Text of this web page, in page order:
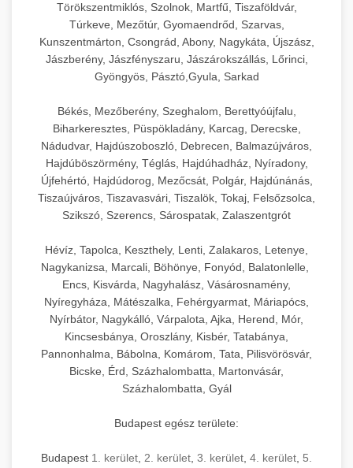
Törökszentmiklós, Szolnok, Martfű, Tiszaföldvár,
Túrkeve, Mezőtúr, Gyomaendrőd, Szarvas,
Kunszentmárton, Csongrád, Abony, Nagykáta, Újszász,
Jászberény, Jászfényszaru, Jászárokszállás, Lőrinci,
Gyöngyös, Pásztó,Gyula, Sarkad
Békés, Mezőberény, Szeghalom, Berettyóújfalu,
Biharkeresztes, Püspökladány, Karcag, Derecske,
Nádudvar, Hajdúszoboszló, Debrecen, Balmazújváros,
Hajdúböszörmény, Téglás, Hajdúhadház, Nyíradony,
Újfehértó, Hajdúdorog, Mezőcsát, Polgár, Hajdúnánás,
Tiszaújváros, Tiszavasvári, Tiszalök, Tokaj, Felsőzsolca,
Szikszó, Szerencs, Sárospatak, Zalaszentgrót
Hévíz, Tapolca, Keszthely, Lenti, Zalakaros, Letenye,
Nagykanizsa, Marcali, Böhönye, Fonyód, Balatonlelle,
Encs, Kisvárda, Nagyhalász, Vásárosnamény,
Nyíregyháza, Mátészalka, Fehérgyarmat, Máriapócs,
Nyírbátor, Nagykálló, Várpalota, Ajka, Herend, Mór,
Kincsesbánya, Oroszlány, Kisbér, Tatabánya,
Pannonhalma, Bábolna, Komárom, Tata, Pilisvörösvár,
Bicske, Érd, Százhalombatta, Martonvásár,
Százhalombatta, Gyál
Budapest egész területe:
Budapest 1. kerület, 2. kerület, 3. kerület, 4. kerület, 5.